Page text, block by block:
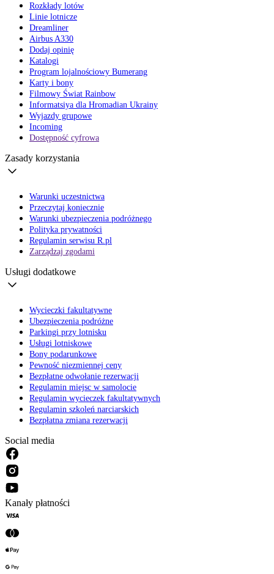
Rozkłady lotów
Linie lotnicze
Dreamliner
Airbus A330
Dodaj opinię
Katalogi
Program lojalnościowy Bumerang
Karty i bony
Filmowy Świat Rainbow
Informatsiya dla Hromadian Ukrainy
Wyjazdy grupowe
Incoming
Dostępność cyfrowa
Zasady korzystania
Warunki uczestnictwa
Przeczytaj koniecznie
Warunki ubezpieczenia podróżnego
Polityka prywatności
Regulamin serwisu R.pl
Zarządzaj zgodami
Usługi dodatkowe
Wycieczki fakultatywne
Ubezpieczenia podróżne
Parkingi przy lotnisku
Usługi lotniskowe
Bony podarunkowe
Pewność niezmiennej ceny
Bezpłatne odwołanie rezerwacji
Regulamin miejsc w samolocie
Regulamin wycieczek fakultatywnych
Regulamin szkoleń narciarskich
Bezpłatna zmiana rezerwacji
Social media
Kanały płatności